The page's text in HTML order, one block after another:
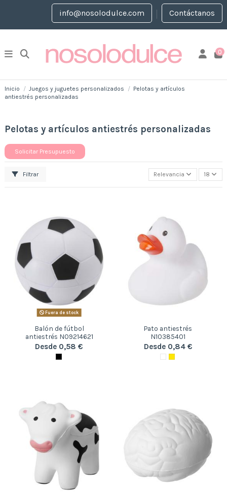
info@nosolodulce.com Contáctanos
0
Inicio Juegos y juguetes personalizados
Pelotas y artículos
antiestrés personalizadas
Pelotas y artículos antiestrés personalizadas
Solicitar Presupuesto
Filtrar Relevancia 18
Fuera de stock
Balón de fútbol
antiestrés N09214621
Desde 0,58 €
Pato antiestrés
N10385401
Desde 0,84 €